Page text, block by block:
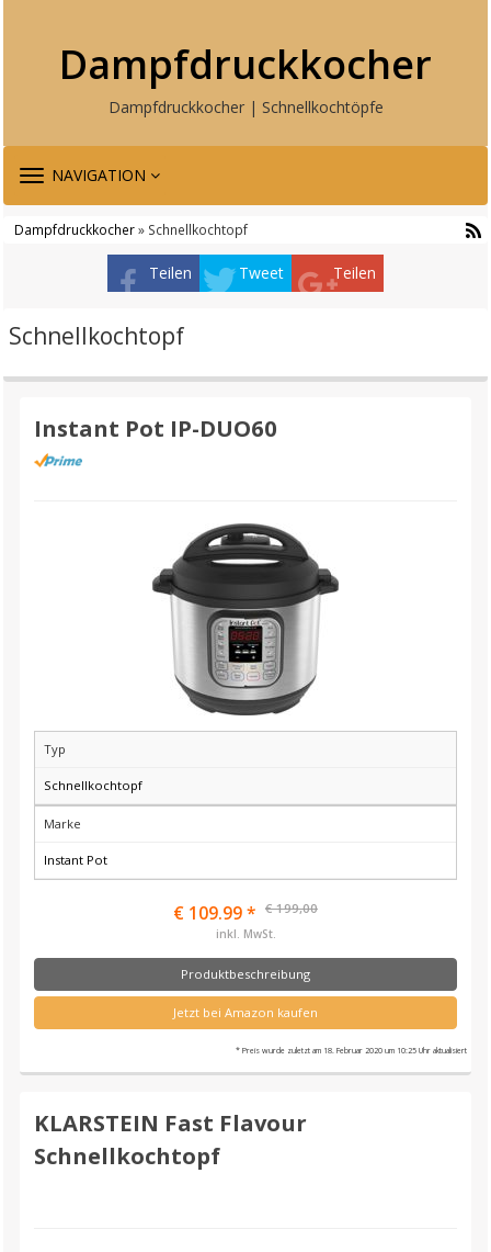
Dampfdruckkocher
Dampfdruckkocher | Schnellkochtöpfe
TOGGLE
NAVIGATION
Dampfdruckkocher» Schnellkochtopf
Teilen Tweet Teilen
Schnellkochtopf
Instant Pot IP-DUO60
Typ
Schnellkochtopf
Marke
Instant Pot
€ 109.99 * € 199,00
inkl. MwSt.
Produktbeschreibung
Jetzt bei Amazon kaufen
* Preis wurde zuletzt am 18. Februar 2020 um 10:25 Uhr aktualisiert
KLARSTEIN Fast Flavour
Schnellkochtopf